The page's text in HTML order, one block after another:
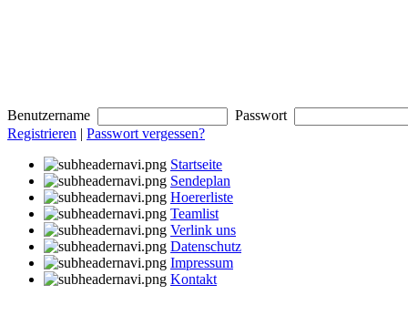
Benutzername
Passwort
Registrieren | Passwort vergessen?
Startseite
Sendeplan
Hoererliste
Teamlist
Verlink uns
Datenschutz
Impressum
Kontakt